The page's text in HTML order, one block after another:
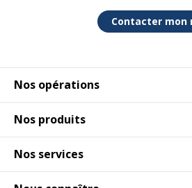
Nos opérations
Nos produits
Nos services
Contacter mon